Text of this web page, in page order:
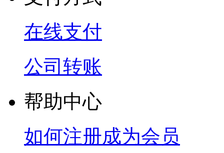
在线支付
公司转账
帮助中心
如何注册成为会员